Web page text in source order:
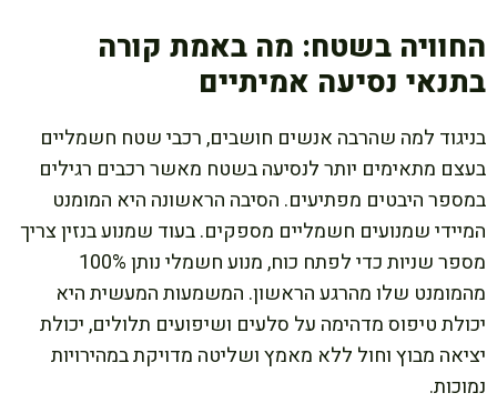
החוויה בשטח: מה באמת קורה
בתנאי נסיעה אמיתיים
בניגוד למה שהרבה אנשים חושבים, רכבי שטח חשמליים
בעצם מתאימים יותר לנסיעה בשטח מאשר רכבים רגילים
במספר היבטים מפתיעים. הסיבה הראשונה היא המומנט
המיידי שמנועים חשמליים מספקים. בעוד שמנוע בנזין צריך
מספר שניות כדי לפתח כוח, מנוע חשמלי נותן 100%
מהמומנט שלו מהרגע הראשון. המשמעות המעשית היא
יכולת טיפוס מדהימה על סלעים ושיפועים תלולים, יכולת
יציאה מבוץ וחול ללא מאמץ ושליטה מדויקת במהירויות
נמוכות.